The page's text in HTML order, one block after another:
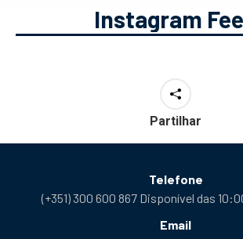
Instagram
Partilhar
Telefone
(+351) 300 600 867 Disponível das
Email